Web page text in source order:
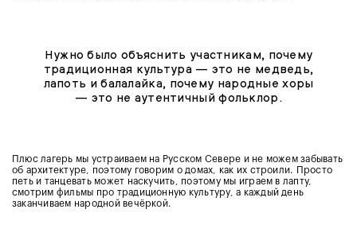
Нужно было объяснить участникам, почему
традиционная культура — это не медведь,
лапоть и балалайка, почему народные хоры
— это не аутентичный фольклор.
Плюс лагерь мы устраиваем на Русском Севере и не можем забывать
об архитектуре, поэтому говорим о домах, как их строили. Просто
петь и танцевать может наскучить, поэтому мы играем в лапту,
смотрим фильмы про традиционную культуру, а каждый день
заканчиваем народной вечёркой.